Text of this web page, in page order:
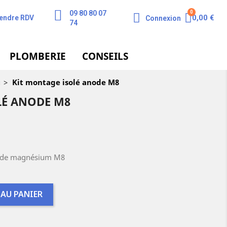
RDV
09 80 80 07
74
Connexion 0,00 €
PLOMBERIE CONSEILS
> Kit montage isolé anode M8
ANODE M8
magnésium M8
PANIER